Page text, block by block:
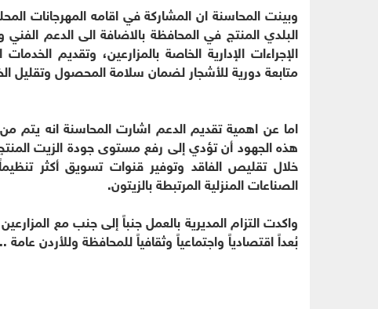
وبينت المحاسنة ان المشاركة في اقامه المهرجانات
البلدي المنتج في المحافظة بالاضافة الى الدعم
الإجراءات الإدارية الخاصة بالمزارعين، وتقديم
متابعة دورية للأشجار لضمان سلامة المحصول وتقليل
اما عن اهمية تقديم الدعم اشارت المحاسنة انه
هذه الجهود أن تؤدي إلى رفع مستوى جودة الزيت
خلال تقليص الفاقد وتوفير قنوات تسويق أكثر
الصناعات المنزلية المرتبطة بالزيتون.
واكدت التزام المديرية بالعمل جنباً إلى جنب مع
بُعداً اقتصادياً واجتماعياً وثقافياً للمحافظة وللأردن عامة ..